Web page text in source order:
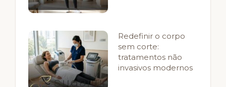
Redefinir o corpo
sem corte:
tratamentos não
invasivos modernos